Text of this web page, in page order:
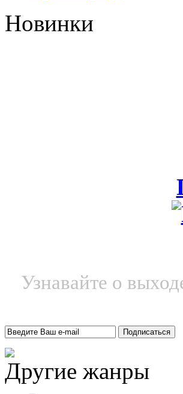
Новинки
Узнавайте о
Другие жанры